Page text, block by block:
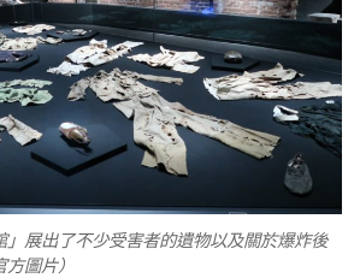
」展出了不少受害者的遺物以及關於爆炸後
圖片）